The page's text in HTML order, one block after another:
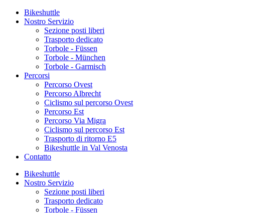
Bikeshuttle
Nostro Servizio
Sezione posti liberi
Trasporto dedicato
Torbole - Füssen
Torbole - München
Torbole - Garmisch
Percorsi
Percorso Ovest
Percorso Albrecht
Ciclismo sul percorso Ovest
Percorso Est
Percorso Via Migra
Ciclismo sul percorso Est
Trasporto di ritorno E5
Bikeshuttle in Val Venosta
Contatto
Bikeshuttle
Nostro Servizio
Sezione posti liberi
Trasporto dedicato
Torbole - Füssen